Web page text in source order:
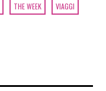
THE WEEK VIAGGI